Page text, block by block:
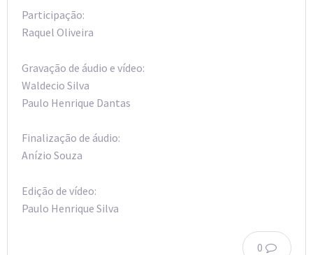
Participação:
Raquel Oliveira
Gravação de áudio e vídeo:
Waldecio Silva
Paulo Henrique Dantas
Finalização de áudio:
Anízio Souza
Edição de vídeo:
Paulo Henrique Silva
0